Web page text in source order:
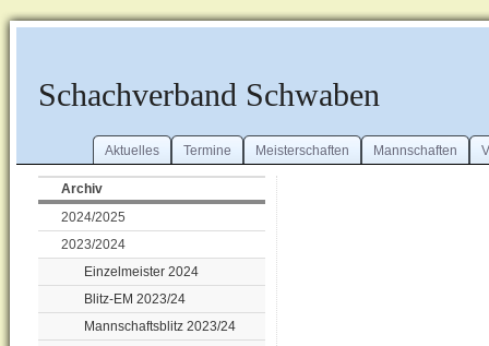
Schachverband Schwaben
Aktuelles Termine Meisterschaften Mannschaften
Archiv
2024/2025
2023/2024
Einzelmeister 2024
Blitz-EM 2023/24
Mannschaftsblitz 2023/24